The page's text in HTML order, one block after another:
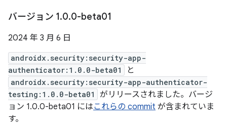
バージョン 1.0.0-beta01
2024 年 3 月 6 日
androidx.security:security-app-
authenticator:1.0.0-beta01
と
androidx.security:security-app-authenticator-
testing:1.0.0-beta01
がリリースされました。バージ
ョン 1.0.0-beta01 にはこれらの commit が含まれていま
す。